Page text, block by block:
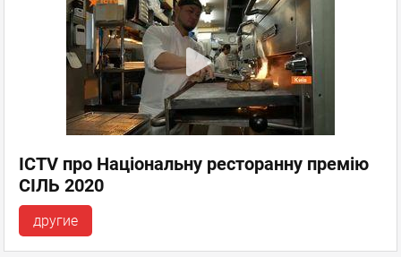
ICTV про Національну ресторанну премію
СІЛЬ 2020
другие